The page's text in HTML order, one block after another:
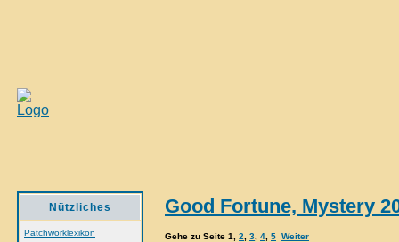
Nützliches
Patchworklexikon
Good Fortune, Mystery
Gehe zu Seite 1 2 3 4 5 Weiter